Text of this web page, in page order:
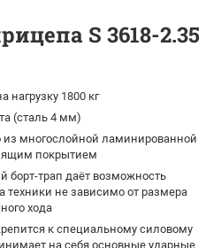
S 3618-2.35
нагрузку 1800 кг
(сталь 4 мм)
многослойной ламинированной
покрытием
трап даёт возможность
техники не зависимо от размера
хода
к специальному силовому
на себя основные ударные